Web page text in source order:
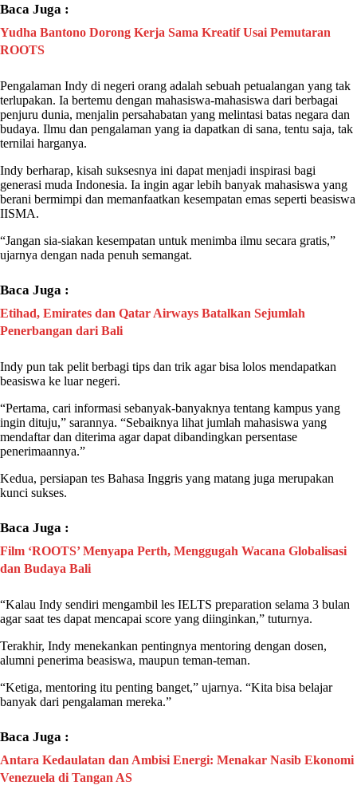
Baca Juga :
Yudha Bantono Dorong Kerja Sama Kreatif Usai Pemutaran
ROOTS
Pengalaman Indy di negeri orang adalah sebuah petualangan yang tak
terlupakan. Ia bertemu dengan mahasiswa-mahasiswa dari berbagai
penjuru dunia, menjalin persahabatan yang melintasi batas negara dan
budaya. Ilmu dan pengalaman yang ia dapatkan di sana, tentu saja, tak
ternilai harganya.
Indy berharap, kisah suksesnya ini dapat menjadi inspirasi bagi
generasi muda Indonesia. Ia ingin agar lebih banyak mahasiswa yang
berani bermimpi dan memanfaatkan kesempatan emas seperti beasiswa
IISMA.
“Jangan sia-siakan kesempatan untuk menimba ilmu secara gratis,”
ujarnya dengan nada penuh semangat.
Baca Juga :
Etihad, Emirates dan Qatar Airways Batalkan Sejumlah
Penerbangan dari Bali
Indy pun tak pelit berbagi tips dan trik agar bisa lolos mendapatkan
beasiswa ke luar negeri.
“Pertama, cari informasi sebanyak-banyaknya tentang kampus yang
ingin dituju,” sarannya. “Sebaiknya lihat jumlah mahasiswa yang
mendaftar dan diterima agar dapat dibandingkan persentase
penerimaannya.”
Kedua, persiapan tes Bahasa Inggris yang matang juga merupakan
kunci sukses.
Baca Juga :
Film ‘ROOTS’ Menyapa Perth, Menggugah Wacana Globalisasi
dan Budaya Bali
“Kalau Indy sendiri mengambil les IELTS preparation selama 3 bulan
agar saat tes dapat mencapai score yang diinginkan,” tuturnya.
Terakhir, Indy menekankan pentingnya mentoring dengan dosen,
alumni penerima beasiswa, maupun teman-teman.
“Ketiga, mentoring itu penting banget,” ujarnya. “Kita bisa belajar
banyak dari pengalaman mereka.”
Baca Juga :
Antara Kedaulatan dan Ambisi Energi: Menakar Nasib Ekonomi
Venezuela di Tangan AS